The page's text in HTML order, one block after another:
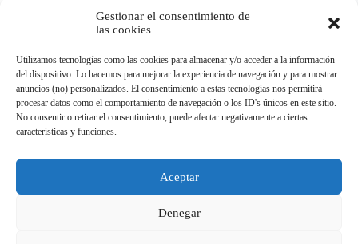
Gestionar el consentimiento de
las cookies
Utilizamos tecnologías como las cookies para almacenar y/o acceder a la información
del dispositivo. Lo hacemos para mejorar la experiencia de navegación y para mostrar
anuncios (no) personalizados. El consentimiento a estas tecnologías nos permitirá
procesar datos como el comportamiento de navegación o los ID's únicos en este sitio.
No consentir o retirar el consentimiento, puede afectar negativamente a ciertas
características y funciones.
Aceptar
Denegar
Publicar el comentario
Todos los derechos reservados.